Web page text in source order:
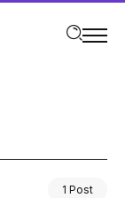
1 Post